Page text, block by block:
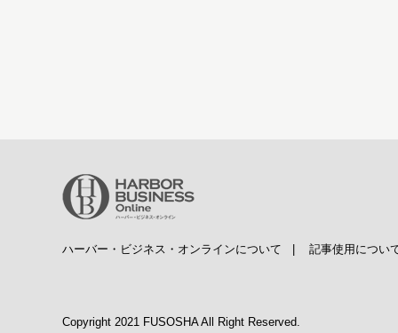
ハーバー・ビジネス・オンラインについて | 記事使用につい
Copyright 2021 FUSOSHA All Right Reserved.